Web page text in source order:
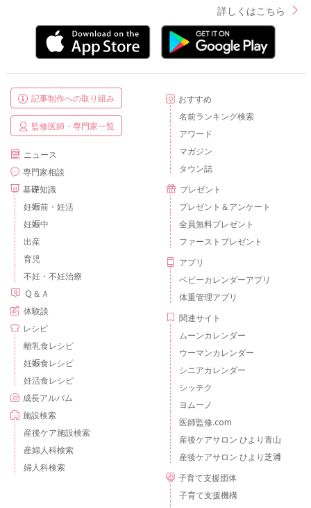
詳しくはこちら
記事制作への取り組み
監修医師・専門家一覧
ニュース
専門家相談
基礎知識
妊娠前・妊活
妊娠中
出産
育児
不妊・不妊治療
Ｑ＆Ａ
体験談
レシピ
離乳食レシピ
妊娠食レシピ
妊活食レシピ
成長アルバム
施設検索
産後ケア施設検索
産婦人科検索
婦人科検索
おすすめ
名前ランキング検索
アワード
マガジン
タウン誌
プレゼント
プレゼント＆アンケート
全員無料プレゼント
ファーストプレゼント
アプリ
ベビーカレンダーアプリ
体重管理アプリ
関連サイト
ムーンカレンダー
ウーマンカレンダー
シニアカレンダー
シッテク
ヨムーノ
医師監修.com
産後ケアサロン ひより青山
産後ケアサロン ひより芝浦
子育て支援団体
子育て支援機構